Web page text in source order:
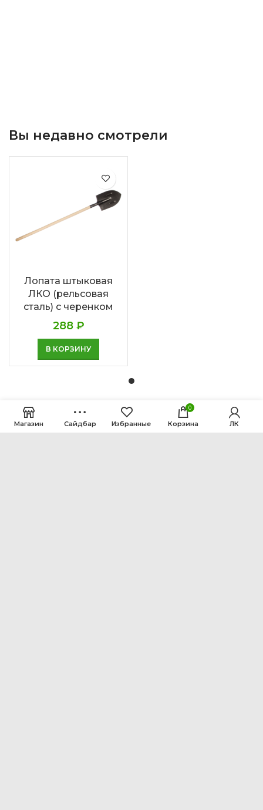
Вы недавно смотрели
Лопата штыковая
ЛКО (рельсовая
сталь) с черенком
288 ₽
В КОРЗИНУ
Магазин Сайдбар Избранные
0
Корзина ЛК